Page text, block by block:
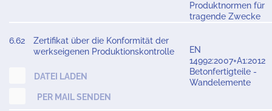
Produktnormen für
tragende Zwecke
6.62
Zertifikat über die Konformität der
werkseigenen Produktionskontrolle
DATEI LADEN
PER MAIL SENDEN
EN
14992:2007+A1:2012
Betonfertigteile -
Wandelemente